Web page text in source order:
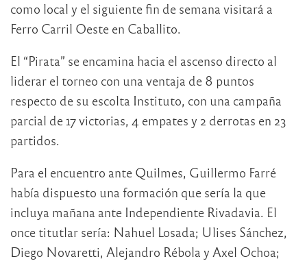
como local y el siguiente fin de semana visitará a
Ferro Carril Oeste en Caballito.
El “Pirata” se encamina hacia el ascenso directo al
liderar el torneo con una ventaja de 8 puntos
respecto de su escolta Instituto, con una campaña
parcial de 17 victorias, 4 empates y 2 derrotas en 23
partidos.
Para el encuentro ante Quilmes, Guillermo Farré
había dispuesto una formación que sería la que
incluya mañana ante Independiente Rivadavia. El
once titutlar sería: Nahuel Losada; Ulises Sánchez,
Diego Novaretti, Alejandro Rébola y Axel Ochoa;